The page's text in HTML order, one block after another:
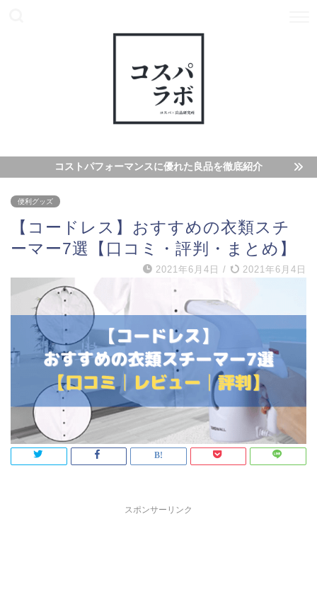
コストパフォーマンスに優れた良品を徹底紹介
便利グッズ
【コードレス】おすすめの衣類スチ
ーマー7選【口コミ・評判・まとめ】
2021年6月4日 / 2021年6月4日
スポンサーリンク